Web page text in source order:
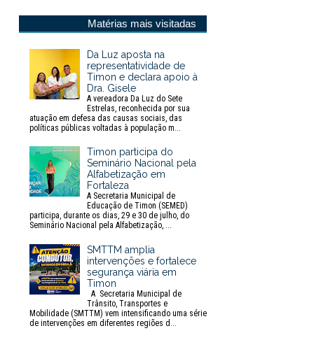
Matérias mais visitadas
Da Luz aposta na
representatividade de
Timon e declara apoio à
Dra. Gisele
A vereadora Da Luz do Sete
Estrelas, reconhecida por sua
atuação em defesa das causas sociais, das
políticas públicas voltadas à população m...
Timon participa do
Seminário Nacional pela
Alfabetização em
Fortaleza
A Secretaria Municipal de
Educação de Timon (SEMED)
participa, durante os dias, 29 e 30 de julho, do
Seminário Nacional pela Alfabetização, ...
SMTTM amplia
intervenções e fortalece
segurança viária em
Timon
A Secretaria Municipal de
Trânsito, Transportes e
Mobilidade (SMTTM) vem intensificando uma série
de intervenções em diferentes regiões d...